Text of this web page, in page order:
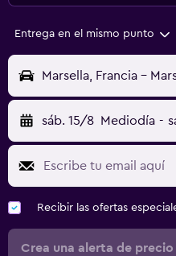
Entrega en el mismo punto
Marsella, Francia -
sáb. 15/8 Mediodía -
Recibir las ofertas
Crea una alerta de precio